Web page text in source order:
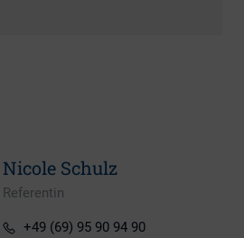
Nicole Schulz
Referentin
+49 (69) 95 90 94 90